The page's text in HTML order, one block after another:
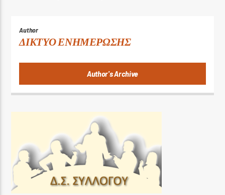
Author
ΔΙΚΤΥΟ ΕΝΗΜΕΡΩΣΗΣ
Author's Archive